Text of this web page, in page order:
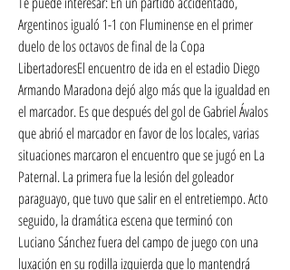
Argentinos igualó 1-1 con Fluminense en el primer
duelo de los octavos de final de la Copa
LibertadoresEl encuentro de ida en el estadio Diego
Armando Maradona dejó algo más que la igualdad en
el marcador. Es que después del gol de Gabriel Ávalos
que abrió el marcador en favor de los locales, varias
situaciones marcaron el encuentro que se jugó en La
Paternal. La primera fue la lesión del goleador
paraguayo, que tuvo que salir en el entretiempo. Acto
seguido, la dramática escena que terminó con
Luciano Sánchez fuera del campo de juego con una
luxación en su rodilla izquierda que lo mantendrá